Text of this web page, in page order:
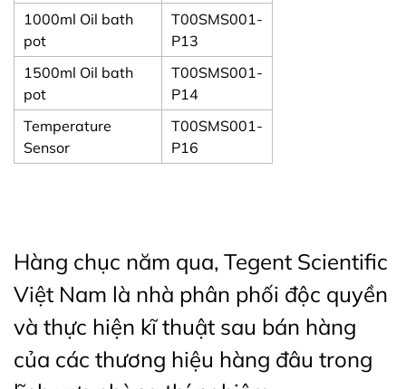
1000ml Oil bath
pot
T00SMS001-
P13
1500ml Oil bath
pot
T00SMS001-
P14
Temperature
Sensor
T00SMS001-
P16
Hàng chục năm qua, Tegent Scientific
Việt Nam là nhà phân phối độc quyền
và thực hiện kĩ thuật sau bán hàng
của các thương hiệu hàng đâu trong